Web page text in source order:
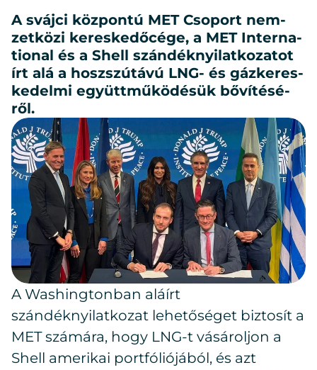
A sváj­ci köz­pon­tú MET Cso­port nem­
zet­kö­zi ke­res­ke­dő­cé­ge, a MET In­ter­na­
ti­o­nal és a Shell szán­dék­nyi­lat­ko­za­tot
írt alá a hosz­szú­tá­vú LNG- és gáz­ke­res­
ke­del­mi együtt­mű­kö­dé­sük bő­ví­té­sé­
ről.
A Washingtonban aláírt
szándéknyilatkozat lehetőséget biztosít a
MET számára, hogy LNG-t vásároljon a
Shell amerikai portfóliójából, és azt